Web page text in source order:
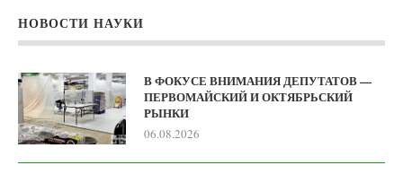
НОВОСТИ НАУКИ
В ФОКУСЕ ВНИМАНИЯ ДЕПУТАТОВ —
ПЕРВОМАЙСКИЙ И ОКТЯБРЬСКИЙ
РЫНКИ
06.08.2026